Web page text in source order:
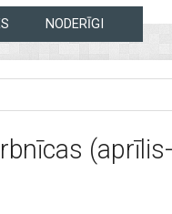
NODERĪGI
(aprīlis-